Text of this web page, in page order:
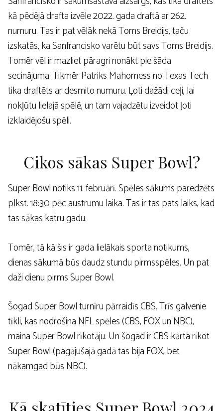
kā pēdējā drafta izvēle 2022. gada draftā ar 262.
numuru. Tas ir pat vēlāk nekā Toms Breidijs, taču
izskatās, ka Sanfrancisko varētu būt savs Toms Breidijs.
Tomēr vēl ir mazliet pāragri nonākt pie šāda
secinājuma. Tikmēr Patriks Mahomess no Texas Tech
tika draftēts ar desmito numuru. Ļoti dažādi ceļi, lai
nokļūtu lielajā spēlē, un tam vajadzētu izveidot ļoti
izklaidējošu spēli.
Cikos sākas Super Bowl?
Super Bowl notiks 11. februārī. Spēles sākums paredzēts
plkst. 18:30 pēc austrumu laika. Tas ir tas pats laiks, kad
tas sākas katru gadu.
Tomēr, tā kā šis ir gada lielākais sporta notikums,
dienas sākumā būs daudz stundu pirmsspēles. Un pat
daži dienu pirms Super Bowl.
Šogad Super Bowl turnīru pārraidīs CBS. Trīs galvenie
tīkli, kas nodrošina NFL spēles (CBS, FOX un NBC),
maina Super Bowl rīkotāju. Un šogad ir CBS kārta rīkot
Super Bowl (pagājušajā gadā tas bija FOX, bet
nākamgad būs NBC).